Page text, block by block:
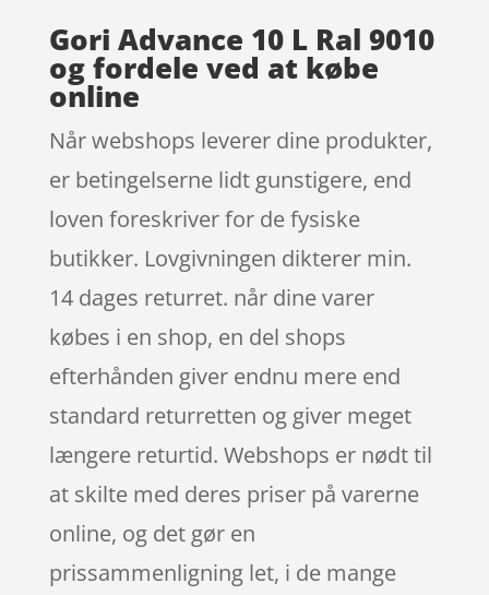
Gori Advance 10 L Ral 9010
og fordele ved at købe
online
Når webshops leverer dine produkter,
er betingelserne lidt gunstigere, end
loven foreskriver for de fysiske
butikker. Lovgivningen dikterer min.
14 dages returret. når dine varer
købes i en shop, en del shops
efterhånden giver endnu mere end
standard returretten og giver meget
længere returtid. Webshops er nødt til
at skilte med deres priser på varerne
online, og det gør en
prissammenligning let, i de mange